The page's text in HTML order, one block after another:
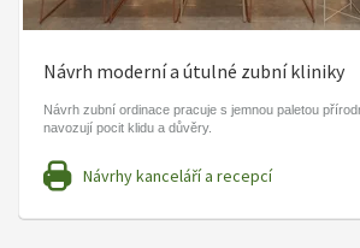
Návrh moderní a útulné zubní kliniky
Návrh zubní ordinace pracuje s jemnou paletou
navozují pocit klidu a důvěry.
Návrhy kanceláří a recepcí